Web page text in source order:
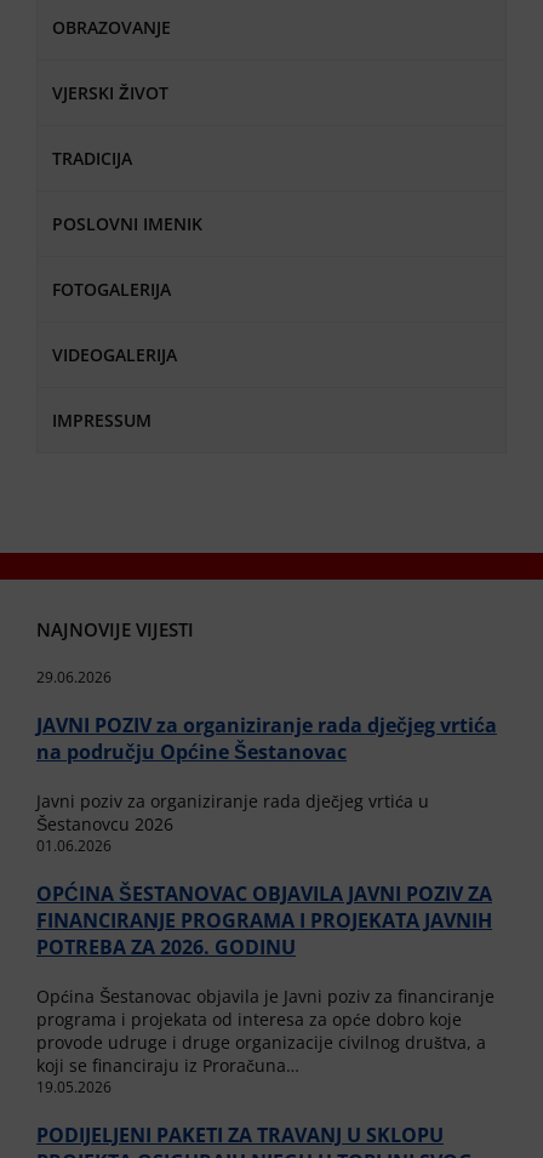
OBRAZOVANJE
VJERSKI ŽIVOT
TRADICIJA
POSLOVNI IMENIK
FOTOGALERIJA
VIDEOGALERIJA
IMPRESSUM
NAJNOVIJE VIJESTI
29.06.2026
JAVNI POZIV za organiziranje rada dječjeg vrtića
na području Općine Šestanovac
Javni poziv za organiziranje rada dječjeg vrtića u
Šestanovcu 2026
01.06.2026
OPĆINA ŠESTANOVAC OBJAVILA JAVNI POZIV ZA
FINANCIRANJE PROGRAMA I PROJEKATA JAVNIH
POTREBA ZA 2026. GODINU
Općina Šestanovac objavila je Javni poziv za financiranje
programa i projekata od interesa za opće dobro koje
provode udruge i druge organizacije civilnog društva, a
koji se financiraju iz Proračuna…
19.05.2026
PODIJELJENI PAKETI ZA TRAVANJ U SKLOPU